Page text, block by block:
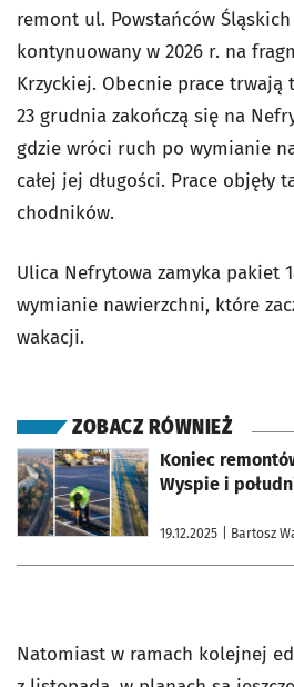
remont ul. Powstańców
kontynuowany w 2026 r. na
Krzyckiej. Obecnie prace trwają
23 grudnia zakończą się na
gdzie wróci ruch po wymianie
całej jej długości. Prace objęły
chodników.
Ulica Nefrytowa zamyka pakiet
wymianie nawierzchni, które
wakacji.
ZOBACZ RÓWNIEŻ
Koniec
Wyspie i
19.12.2025 | Bartosz
otworzy się w nowej karcie
Natomiast w ramach kolejnej